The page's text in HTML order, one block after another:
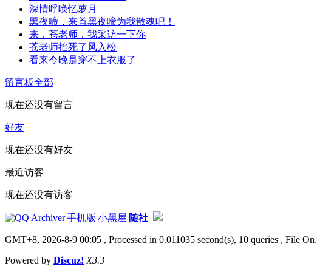
深情呼唤忆萝月
黑夜啼，来首黑夜啼为我散魂吧！
来，苍老师，我采访一下你
苍老师掐死了风入松
看来今晚是穿不上衣服了
留言板全部
现在还没有留言
好友
现在还没有好友
最近访客
现在还没有访客
|Archiver|手机版|小黑屋|随社
GMT+8, 2026-8-9 00:05 , Processed in 0.011035 second(s), 10 queries , File On.
Powered by Discuz! X3.3